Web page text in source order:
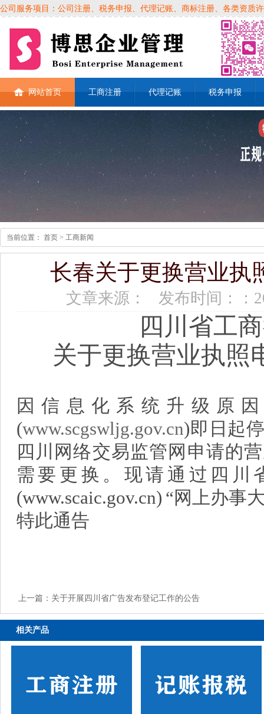
公司服务项目：公司注册、税务申报、代理记账、商标注册、各类资质
网站首页 工商注册 代理记账 税务申报
当前位置： 首页 > 工商新闻
长春关于更换营业执
文章来源： 发布时间：：
四川省工
关于更换营业执照
因信息化系统升级原
(www.scgswljg.gov.cn)即日起
四川网络交易监管网申请的
需要更换。现请通过四川
(www.scaic.gov.cn) “网上办事
特此通告
上一篇： 关于开展四川省广告发布登记工作的公告
相关产品